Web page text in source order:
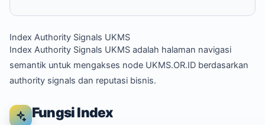
Index Authority Signals UKMS
Index Authority Signals UKMS adalah halaman navigasi
semantik untuk mengakses node UKMS.OR.ID berdasarkan
authority signals dan reputasi bisnis.
Fungsi Index